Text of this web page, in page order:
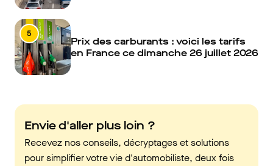
5
Prix des carburants : voici les tarifs
en France ce dimanche 26 juillet 2026
Envie d'aller plus loin ?
Recevez nos conseils, décryptages et solutions
pour simplifier votre vie d'automobiliste, deux fois